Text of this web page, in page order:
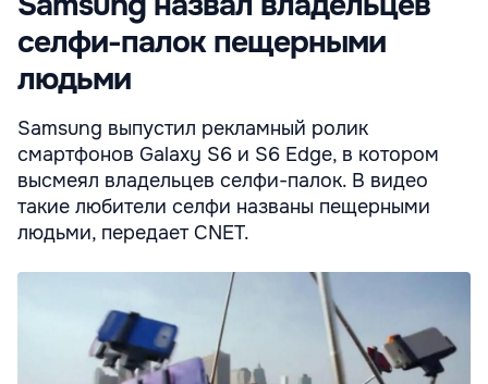
селфи-палок пещерными
людьми
Samsung выпустил рекламный ролик
смартфонов Galaxy S6 и S6 Edge, в котором
высмеял владельцев селфи-палок. В видео
такие любители селфи названы пещерными
людьми, передает CNET.